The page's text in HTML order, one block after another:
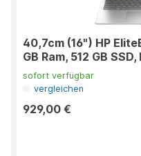
40,7cm (16") HP
GB Ram, 512 GB
sofort verfügbar
vergleichen
929,00 €